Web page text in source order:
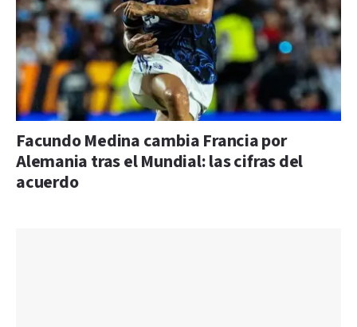
Facundo Medina cambia Francia por
Alemania tras el Mundial: las cifras del
acuerdo